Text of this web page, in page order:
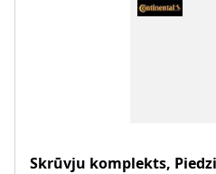
Skrūvju komplekts,